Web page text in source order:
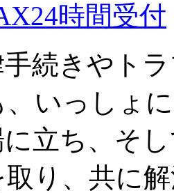
時間受付
続きやト
いっしょ
立ち、そ
り、共に